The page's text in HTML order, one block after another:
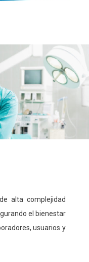
alta complejidad
el bienestar
usuarios y